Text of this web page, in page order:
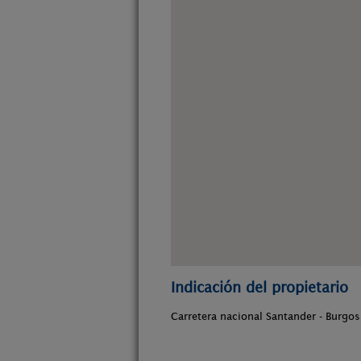
Indicación del propietario
Carretera nacional Santander -